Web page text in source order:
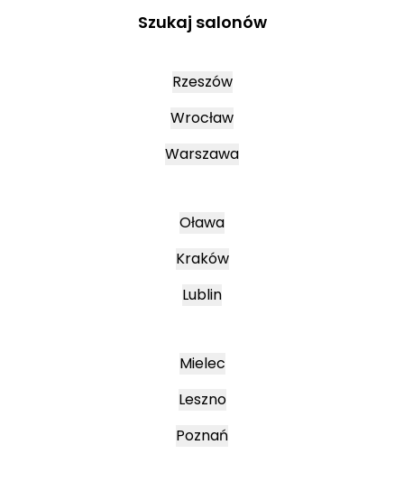
Szukaj salonów
Rzeszów
Wrocław
Warszawa
Oława
Kraków
Lublin
Mielec
Leszno
Poznań